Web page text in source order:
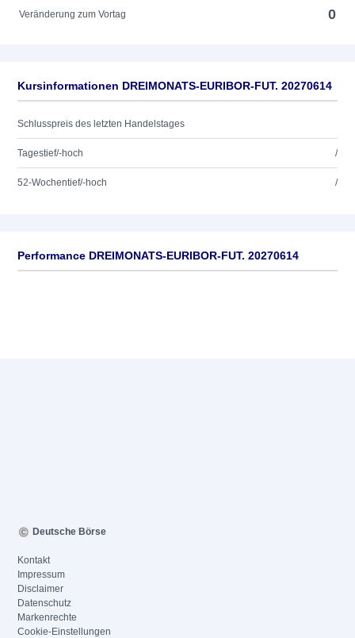
Veränderung zum Vortag 0
Kursinformationen DREIMONATS-EURIBOR-FUT. 20270614
Schlusspreis des letzten Handelstages
Tagestief/-hoch /
52-Wochentief/-hoch /
Performance DREIMONATS-EURIBOR-FUT. 20270614
Deutsche Börse
Kontakt
Impressum
Disclaimer
Datenschutz
Markenrechte
Cookie-Einstellungen